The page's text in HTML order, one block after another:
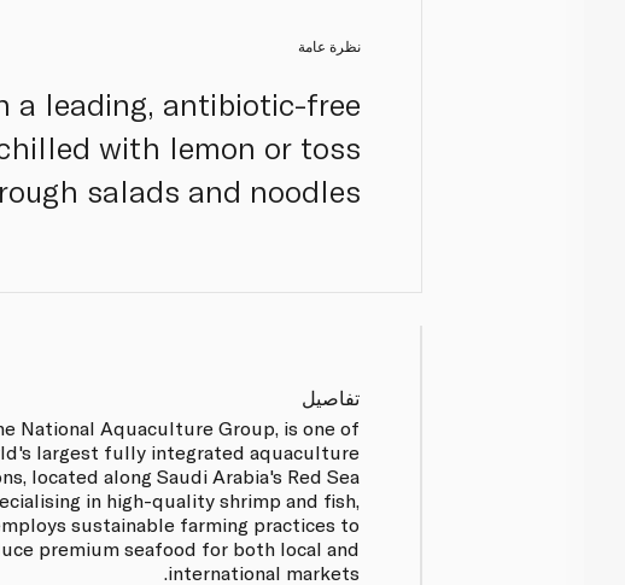
نظرة عامة
a leading, antibiotic-free
with lemon or toss
salads and noodles.
تفاصيل
National Aquaculture Group, is one of
largest fully integrated aquaculture
located along Saudi Arabia's Red Sea
in high-quality shrimp and fish,
sustainable farming practices to
premium seafood for both local and
international markets.